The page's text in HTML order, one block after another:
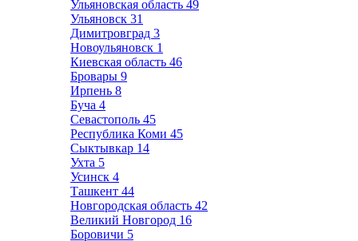
Ульяновская область 49
Ульяновск 31
Димитровград 3
Новоульяновск 1
Киевская область 46
Бровары 9
Ирпень 8
Буча 4
Севастополь 45
Республика Коми 45
Сыктывкар 14
Ухта 5
Усинск 4
Ташкент 44
Новгородская область 42
Великий Новгород 16
Боровичи 5